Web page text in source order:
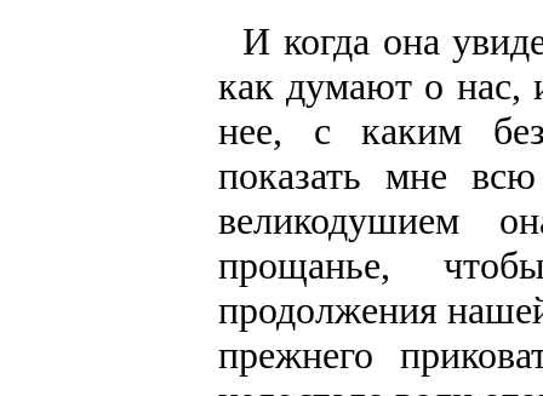
И когда она
как думают о нас,
нее, с каким
показать мне
великодушием
прощанье,
продолжения
прежнего